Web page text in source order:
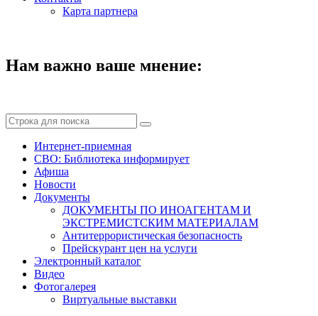
Карта партнера
Нам важно ваше мнение:
Интернет-приемная
СВО: Библиотека информирует
Афиша
Новости
Документы
ДОКУМЕНТЫ ПО ИНОАГЕНТАМ И
ЭКСТРЕМИСТСКИМ МАТЕРИАЛАМ
Антитеррористическая безопасность
Прейскурант цен на услуги
Электронный каталог
Видео
Фотогалерея
Виртуальные выставки